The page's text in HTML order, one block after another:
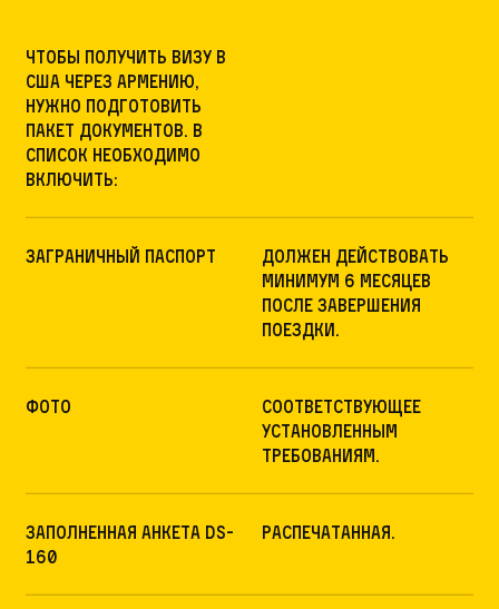
Чтобы получить визу в
США через Армению,
нужно подготовить
пакет документов. В
список необходимо
включить:
Заграничный паспорт
должен действовать
минимум 6 месяцев
после завершения
поездки.
Фото
соответствующее
установленным
требованиям.
Заполненная анкета DS-
160
Распечатанная.